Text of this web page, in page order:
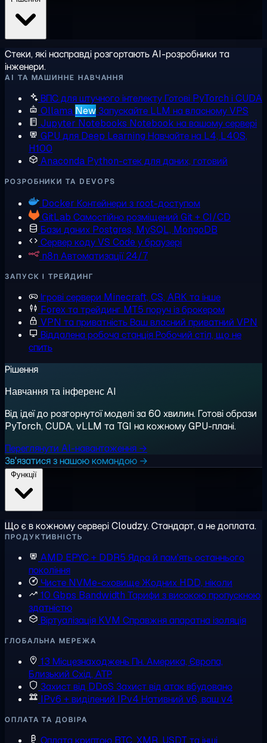
Стеки, які насправді розгортають AI-розробники та
інженери.
AI ТА МАШИННЕ НАВЧАННЯ
ВПС для штучного інтелектуГотові PyTorch і CUDA
Ollama NewЗапускайте LLM на власному VPS
Jupyter Notebooks Notebook на вашому сервері
GPU для Deep Learning Навчайте на L4, L40S,
H100
Anaconda Python-стек для даних, готовий
РОЗРОБНИКИ ТА DEVOPS
Docker Контейнери з root-доступом
GitLab Самостійно розміщений Git + CI/CD
Бази даних Postgres, MySQL, MongoDB
Сервер кодуVS Code у браузері
n8n Автоматизації 24/7
ЗАПУСК І ТРЕЙДИНГ
Ігрові сервери Minecraft, CS, ARK та інше
Forex та трейдинг MT5 поруч із брокером
VPN та приватністьВаш власний приватний VPN
Віддалена робоча станціяРобочий стіл, що не
спить
Рішення
Навчання та інференс AI
Від ідеї до розгорнутої моделі за 60 хвилин. Готові образи
PyTorch, CUDA, vLLM та TGI на кожному GPU-плані.
Переглянути AI-навантаження →
Зв'язатися з нашою командою →
Що є в кожному сервері Cloudzy. Стандарт, а не доплата.
ПРОДУКТИВНІСТЬ
AMD EPYC + DDR5 Ядра й пам'ять останнього
покоління
Чисте NVMe-сховищеЖодних HDD, ніколи
10 Gbps Bandwidth Тарифи з високою пропускною
здатністю
Віртуалізація KVM Справжня апаратна ізоляція
ГЛОБАЛЬНА МЕРЕЖА
13 Місцезнаходжень Пн. Америка, Європа,
Близький Схід, АТР
Захист від DDoS Захист від атак вбудовано
IPv6 + виділений IPv4 Нативний v6, ваш v4
ОПЛАТА ТА ДОВІРА
Оплата криптою BTC, XMR, USDT та інші